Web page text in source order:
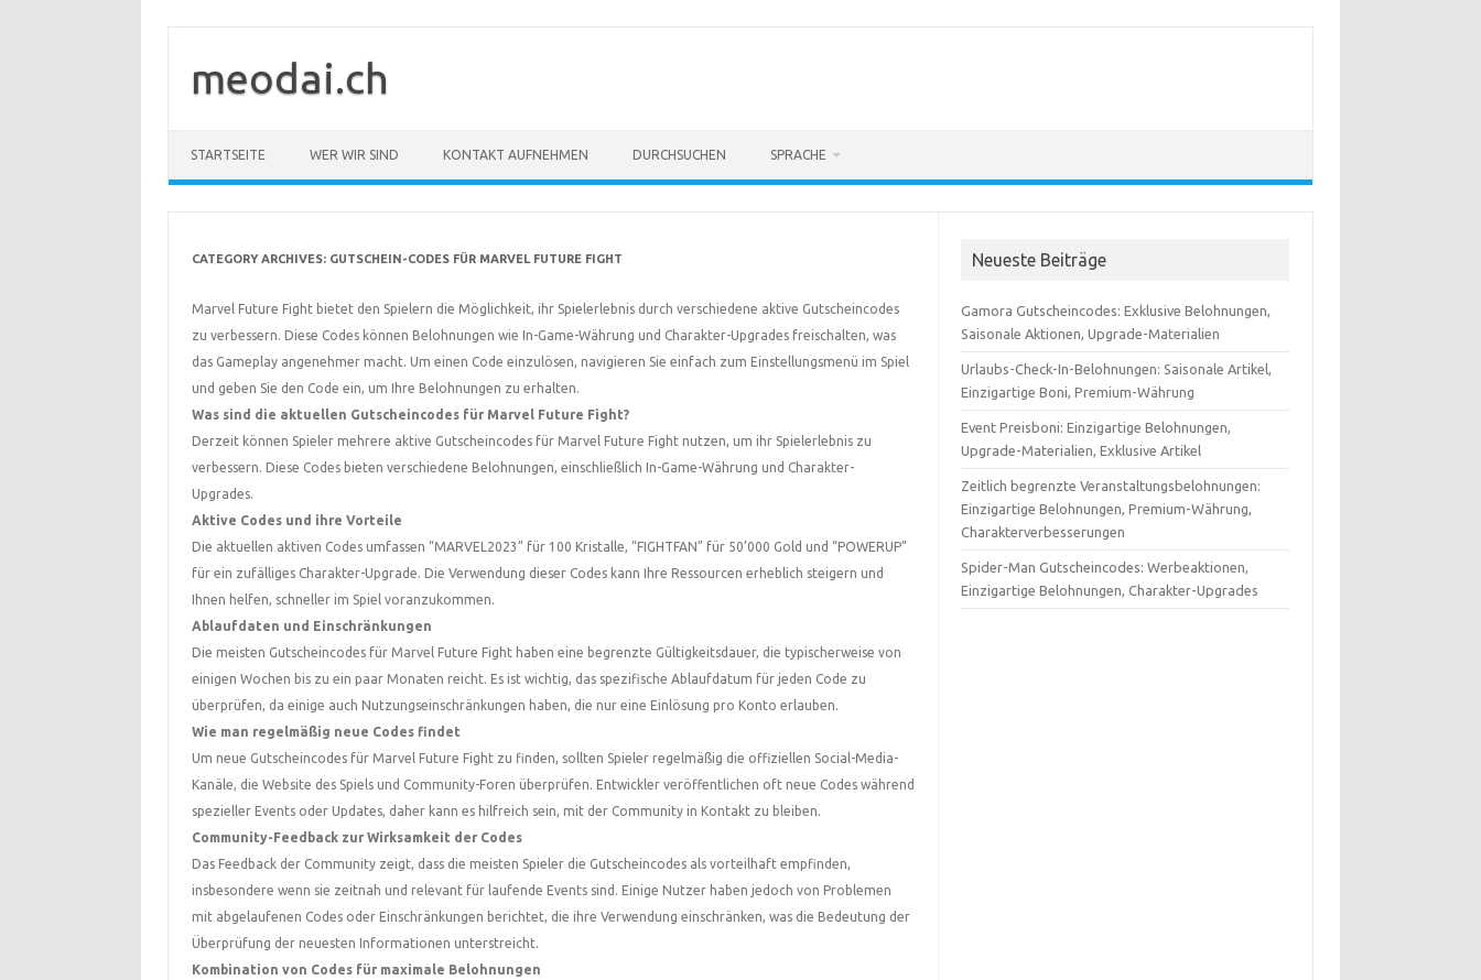
meodai.ch
STARTSEITE WER WIR SIND KONTAKT AUFNEHMEN DURCHSUCHEN SPRACHE
CATEGORY ARCHIVES: GUTSCHEIN-CODES FÜR MARVEL FUTURE FIGHT
Marvel Future Fight bietet den Spielern die Möglichkeit, ihr Spielerlebnis durch verschiedene aktive Gutscheincodes
zu verbessern. Diese Codes können Belohnungen wie In-Game-Währung und Charakter-Upgrades freischalten, was
das Gameplay angenehmer macht. Um einen Code einzulösen, navigieren Sie einfach zum Einstellungsmenü im Spiel
und geben Sie den Code ein, um Ihre Belohnungen zu erhalten.
Was sind die aktuellen Gutscheincodes für Marvel Future Fight?
Derzeit können Spieler mehrere aktive Gutscheincodes für Marvel Future Fight nutzen, um ihr Spielerlebnis zu
verbessern. Diese Codes bieten verschiedene Belohnungen, einschließlich In-Game-Währung und Charakter-
Upgrades.
Aktive Codes und ihre Vorteile
Die aktuellen aktiven Codes umfassen “MARVEL2023” für 100 Kristalle, “FIGHTFAN” für 50’000 Gold und “POWERUP”
für ein zufälliges Charakter-Upgrade. Die Verwendung dieser Codes kann Ihre Ressourcen erheblich steigern und
Ihnen helfen, schneller im Spiel voranzukommen.
Ablaufdaten und Einschränkungen
Die meisten Gutscheincodes für Marvel Future Fight haben eine begrenzte Gültigkeitsdauer, die typischerweise von
einigen Wochen bis zu ein paar Monaten reicht. Es ist wichtig, das spezifische Ablaufdatum für jeden Code zu
überprüfen, da einige auch Nutzungseinschränkungen haben, die nur eine Einlösung pro Konto erlauben.
Wie man regelmäßig neue Codes findet
Um neue Gutscheincodes für Marvel Future Fight zu finden, sollten Spieler regelmäßig die offiziellen Social-Media-
Kanäle, die Website des Spiels und Community-Foren überprüfen. Entwickler veröffentlichen oft neue Codes während
spezieller Events oder Updates, daher kann es hilfreich sein, mit der Community in Kontakt zu bleiben.
Community-Feedback zur Wirksamkeit der Codes
Das Feedback der Community zeigt, dass die meisten Spieler die Gutscheincodes als vorteilhaft empfinden,
insbesondere wenn sie zeitnah und relevant für laufende Events sind. Einige Nutzer haben jedoch von Problemen
mit abgelaufenen Codes oder Einschränkungen berichtet, die ihre Verwendung einschränken, was die Bedeutung der
Überprüfung der neuesten Informationen unterstreicht.
Kombination von Codes für maximale Belohnungen
Neueste Beiträge
Gamora Gutscheincodes: Exklusive Belohnungen,
Saisonale Aktionen, Upgrade-Materialien
Urlaubs-Check-In-Belohnungen: Saisonale Artikel,
Einzigartige Boni, Premium-Währung
Event Preisboni: Einzigartige Belohnungen,
Upgrade-Materialien, Exklusive Artikel
Zeitlich begrenzte Veranstaltungsbelohnungen:
Einzigartige Belohnungen, Premium-Währung,
Charakterverbesserungen
Spider-Man Gutscheincodes: Werbeaktionen,
Einzigartige Belohnungen, Charakter-Upgrades